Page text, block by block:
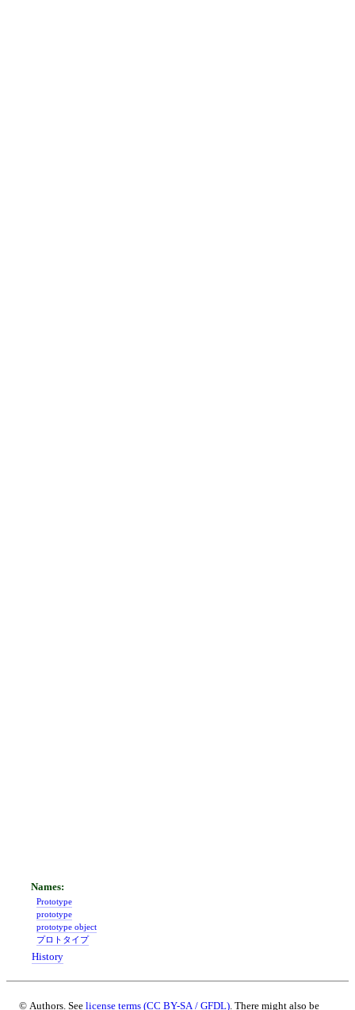
Prototype
prototype
prototype object
プロトタイプ
History
© Authors. See license terms (CC BY-SA / GFDL). There might also be